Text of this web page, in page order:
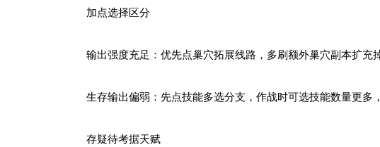
加点选择区分
输出强度充足：优先点巢穴拓展线路，多刷额外巢穴副本扩充
生存输出偏弱：先点技能多选分支，作战时可选技能数量更多
存疑待考据天赋